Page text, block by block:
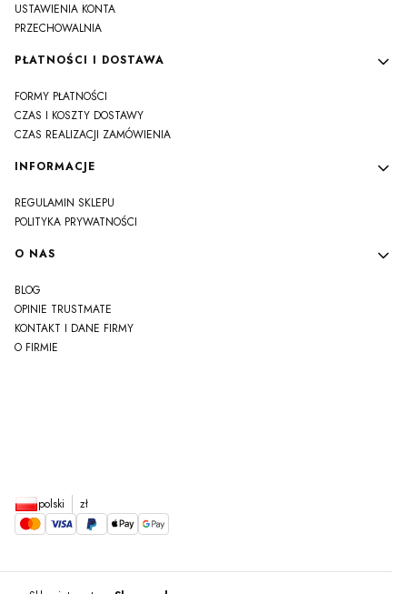
USTAWIENIA KONTA
PRZECHOWALNIA
PŁATNOŚCI I DOSTAWA
FORMY PŁATNOŚCI
CZAS I KOSZTY DOSTAWY
CZAS REALIZACJI ZAMÓWIENIA
INFORMACJE
REGULAMIN SKLEPU
POLITYKA PRYWATNOŚCI
O NAS
BLOG
OPINIE TRUSTMATE
KONTAKT I DANE FIRMY
O FIRMIE
polski zł